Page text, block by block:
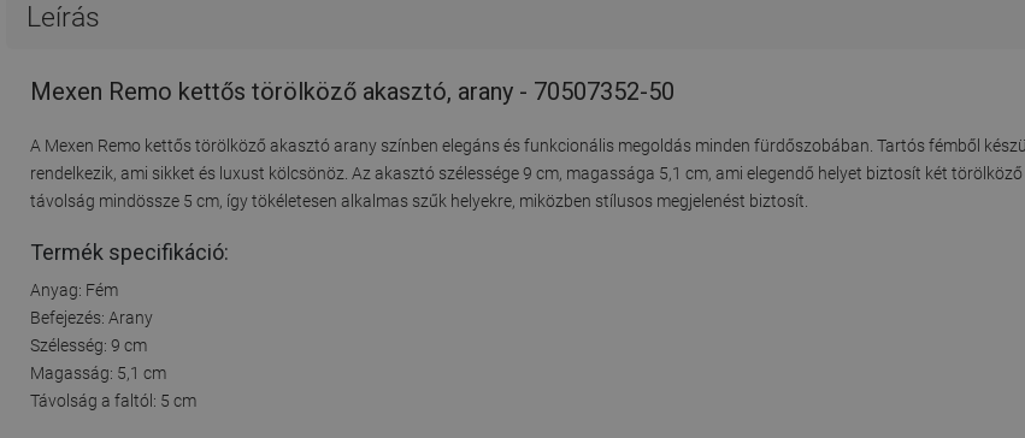
Leírás
Mexen Remo kettős törölköző akasztó, arany - 70507352-50
A Mexen Remo kettős törölköző akasztó arany színben elegáns és funkcionális megoldás minden fürdőszobában. Tartós fémből
rendelkezik, ami sikket és luxust kölcsönöz. Az akasztó szélessége 9 cm, magassága 5,1 cm, ami elegendő helyet biztosít két
távolság mindössze 5 cm, így tökéletesen alkalmas szűk helyekre, miközben stílusos megjelenést biztosít.
Termék specifikáció:
Anyag: Fém
Befejezés: Arany
Szélesség: 9 cm
Magasság: 5,1 cm
Távolság a faltól: 5 cm